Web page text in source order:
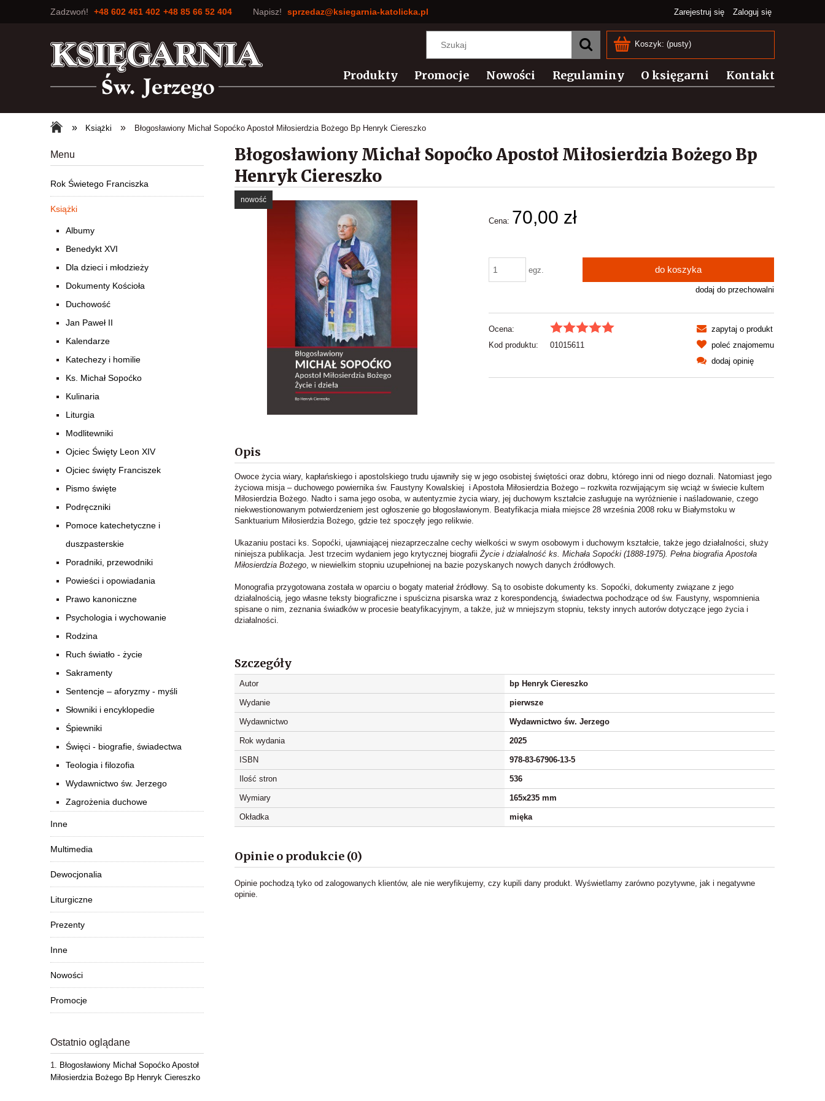
Zarejestruj się Zaloguj się
Koszyk: (pusty)
Produkty Promocje Nowości Regulaminy O księgarni Kontakt
» Książki » Błogosławiony Michał Sopoćko Apostoł Miłosierdzia Bożego Bp Henryk Ciereszko
Zadzwoń! +48 602 461 402 +48 85 66 52 404 Napisz! sprzedaz@ksiegarnia-katolicka.pl
Menu
Rok Świetego Franciszka
Książki
Albumy
Benedykt XVI
Dla dzieci i młodzieży
Dokumenty Kościoła
Duchowość
Jan Paweł II
Kalendarze
Katechezy i homilie
Ks. Michał Sopoćko
Kulinaria
Liturgia
Modlitewniki
Ojciec Święty Leon XIV
Ojciec święty Franciszek
Pismo święte
Podręczniki
Pomoce katechetyczne i
duszpasterskie
Poradniki, przewodniki
Powieści i opowiadania
Prawo kanoniczne
Psychologia i wychowanie
Rodzina
Ruch światło - życie
Sakramenty
Sentencje – aforyzmy - myśli
Słowniki i encyklopedie
Śpiewniki
Święci - biografie, świadectwa
Teologia i filozofia
Wydawnictwo św. Jerzego
Zagrożenia duchowe
Inne
Multimedia
Dewocjonalia
Liturgiczne
Prezenty
Inne
Nowości
Promocje
Ostatnio oglądane
Błogosławiony Michał Sopoćko Apostoł
Miłosierdzia Bożego Bp Henryk Ciereszko
Błogosławiony Michał Sopoćko Apostoł Miłosierdzia Bożego Bp
Henryk Ciereszko
nowość
Cena: 70,00 zł
egz. do koszyka
dodaj do przechowalni
Ocena:
Kod produktu:
01015611
zapytaj o produkt
poleć znajomemu
dodaj opinię
Opis
Owoce życia wiary, kapłańskiego i apostolskiego trudu ujawniły się w jego osobistej świętości oraz dobru, którego inni od niego doznali. Natomiast jego
życiowa misja – duchowego powiernika św. Faustyny Kowalskiej i Apostoła Miłosierdzia Bożego – rozkwita rozwijającym się wciąż w świecie kultem
Miłosierdzia Bożego. Nadto i sama jego osoba, w autentyzmie życia wiary, jej duchowym kształcie zasługuje na wyróżnienie i naśladowanie, czego
niekwestionowanym potwierdzeniem jest ogłoszenie go błogosławionym. Beatyfikacja miała miejsce 28 września 2008 roku w Białymstoku w
Sanktuarium Miłosierdzia Bożego, gdzie też spoczęły jego relikwie.
Ukazaniu postaci ks. Sopoćki, ujawniającej niezaprzeczalne cechy wielkości w swym osobowym i duchowym kształcie, także jego działalności, służy
niniejsza publikacja. Jest trzecim wydaniem jego krytycznej biografiiŻycie i działalność ks. Michała Sopoćki (1888-1975). Pełna biografia Apostoła
Miłosierdzia Bożego, w niewielkim stopniu uzupełnionej na bazie pozyskanych nowych danych źródłowych.
Monografia przygotowana została w oparciu o bogaty materiał źródłowy. Są to osobiste dokumenty ks. Sopoćki, dokumenty związane z jego
działalnością, jego własne teksty biograficzne i spuścizna pisarska wraz z korespondencją, świadectwa pochodzące od św. Faustyny, wspomnienia
spisane o nim, zeznania świadków w procesie beatyfikacyjnym, a także, już w mniejszym stopniu, teksty innych autorów dotyczące jego życia i
działalności.
Szczegóły
Autor bp Henryk Ciereszko
Wydanie pierwsze
Wydawnictwo Wydawnictwo św. Jerzego
Rok wydania 2025
ISBN 978-83-67906-13-5
Ilość stron 536
Wymiary 165x235 mm
Okładka mięka
Opinie o produkcie (0)
Opinie pochodzą tyko od zalogowanych klientów, ale nie weryfikujemy, czy kupili dany produkt. Wyświetlamy zarówno pozytywne, jak i negatywne
opinie.